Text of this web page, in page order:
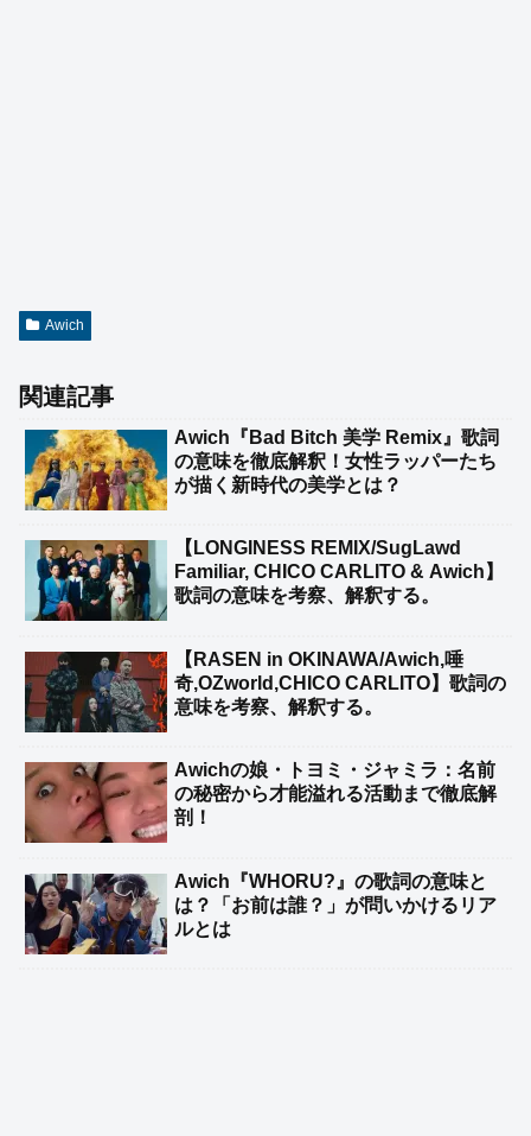
Awich
関連記事
Awich『Bad Bitch 美学 Remix』歌詞
の意味を徹底解釈！女性ラッパーたち
が描く新時代の美学とは？
【LONGINESS REMIX/SugLawd
Familiar, CHICO CARLITO & Awich】
歌詞の意味を考察、解釈する。
【RASEN in OKINAWA/Awich,唾
奇,OZworld,CHICO CARLITO】歌詞の
意味を考察、解釈する。
Awichの娘・トヨミ・ジャミラ：名前
の秘密から才能溢れる活動まで徹底解
剖！
Awich『WHORU?』の歌詞の意味と
は？「お前は誰？」が問いかけるリア
ルとは